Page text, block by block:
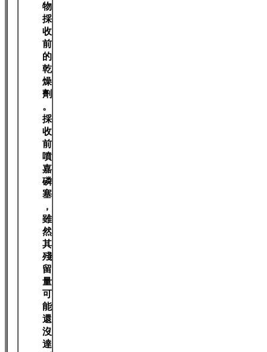
物
採
收
前
的
乾
燥
劑
。
採
收
前
噴
嘉
磷
塞
，
雖
然
其
殘
留
量
可
能
還
沒
達